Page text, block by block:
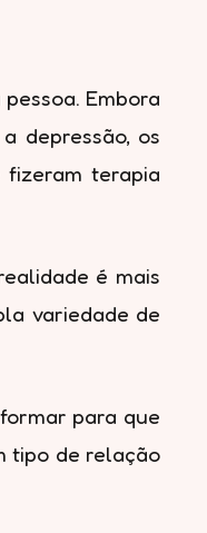
Embora
depressão, os
terapia
é mais
variedade de
para que
tipo de relação